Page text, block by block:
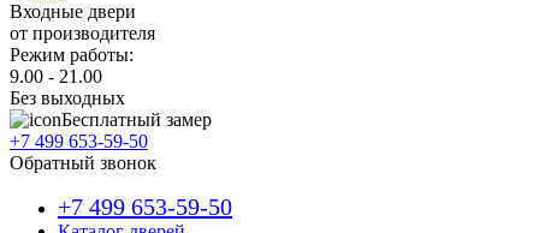
Входные двери
от производителя
Режим работы:
9.00 - 21.00
Без выходных
Бесплатный замер
+7 499 653-59-50
Обратный звонок
+7 499 653-59-50